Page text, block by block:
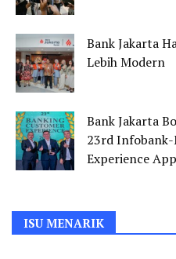
Bank Jakarta
Lebih Modern
Bank Jakarta
23rd Infobank-
Experience
ISU MENARIK